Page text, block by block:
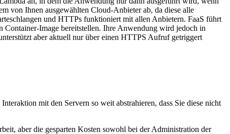
von Ihnen ausgewählten Cloud-Anbieter ab, da diese alle
und HTTPs funktioniert mit allen Anbietern. FaaS führt
Image bereitstellen. Ihre Anwendung wird jedoch in
aber aktuell nur über einen HTTPS Aufruf getriggert
mit den Servern so weit abstrahieren, dass Sie diese nicht
aber die gesparten Kosten sowohl bei der Administration der